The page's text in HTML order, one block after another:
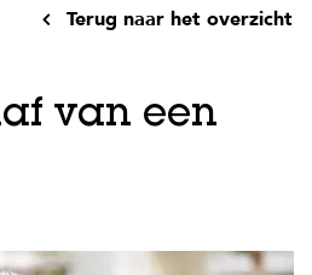
Terug naar het overzicht
van een